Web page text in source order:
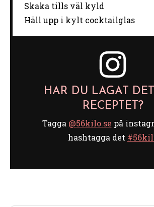
Skaka tills väl kyld
Häll upp i kylt cocktailglas
HAR DU LAGAT
RECEPTET?
Tagga @56kilo.se på
hashtagga det